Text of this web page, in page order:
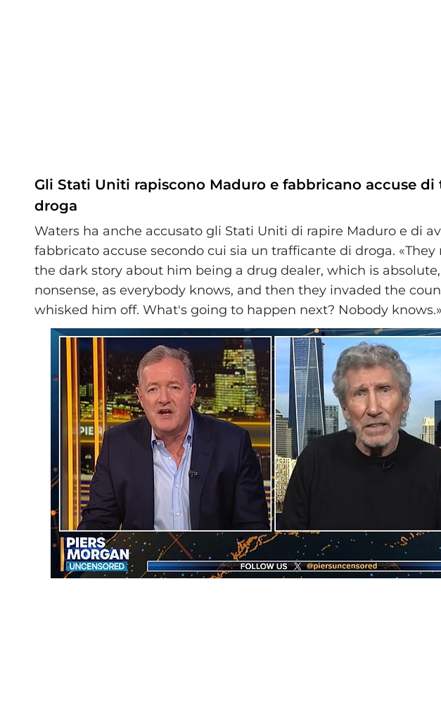
Gli Stati Uniti rapiscono Maduro e fabbricano accuse di
droga
Waters ha anche accusato gli Stati Uniti di rapire Maduro e di
fabbricato accuse secondo cui sia un trafficante di droga.
the dark story about him being a drug dealer, which is
nonsense, as everybody knows, and then they invaded the
whisked him off. What's going to happen next? Nobody knows.»